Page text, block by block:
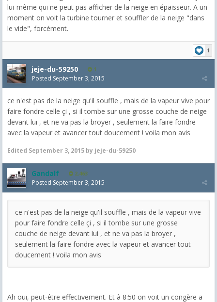
lui-même qui ne peut pas afficher de la neige en épaisseur. A un
moment on voit la turbine tourner et souffler de la neige "dans
le vide", forcément.
1
jeje-du-59250 1
Posted September 3, 2015
ce n'est pas de la neige qu'il souffle , mais de la vapeur vive pour
faire fondre celle çi , si il tombe sur une grosse couche de neige
devant lui , et ne va pas la broyer , seulement la faire fondre
avec la vapeur et avancer tout doucement ! voila mon avis
Edited September 3, 2015 by jeje-du-59250
Gandalf 2,463
Posted September 3, 2015
ce n'est pas de la neige qu'il souffle , mais de la vapeur vive
pour faire fondre celle çi , si il tombe sur une grosse
couche de neige devant lui , et ne va pas la broyer ,
seulement la faire fondre avec la vapeur et avancer tout
doucement ! voila mon avis
Ah oui, peut-être effectivement. Et à 8:50 on voit un congère a